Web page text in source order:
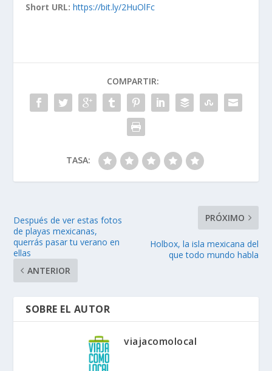
Short URL: https://bit.ly/2HuOlFc
COMPARTIR:
TASA:
Después de ver estas fotos
de playas mexicanas,
querrás pasar tu verano en
ellas
ANTERIOR
PRÓXIMO
Holbox, la isla mexicana del
que todo mundo habla
SOBRE EL AUTOR
viajacomolocal